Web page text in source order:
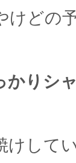
けどの
かりシ
けして